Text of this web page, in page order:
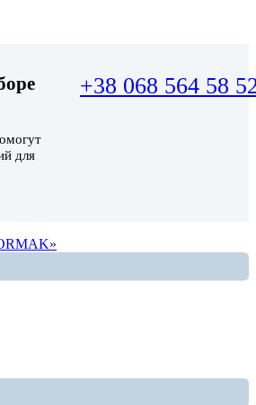
для
+38 068 564 58